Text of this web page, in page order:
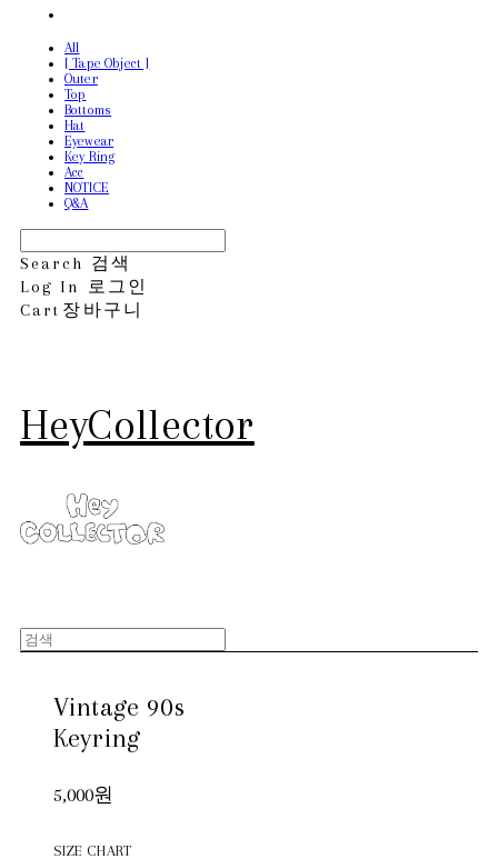
All
[ Tape Object ]
Outer
Top
Bottoms
Hat
Eyewear
Key Ring
Acc
NOTICE
Q&A
Search 검색
Log In
로그인
Cart 장바구니
HeyCollector
Vintage 90s
Keyring
5,000원
SIZE CHART